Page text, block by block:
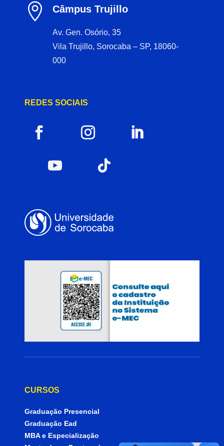
 Câmpus Trujillo
Av. Gen. Osório, 35
Vila Trujillo, Sorocaba – SP, 18060-
000
REDES SOCIAIS
CURSOS
Graduação Presencial
Graduação Ead
MBA e Especialização